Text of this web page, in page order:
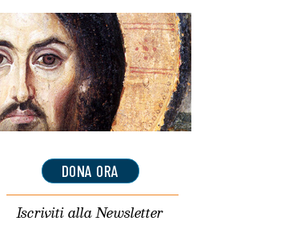
DONA ORA
Iscriviti allaNewsletter